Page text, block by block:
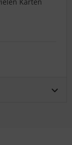
Karten